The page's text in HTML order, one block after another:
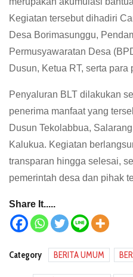
Kegiatan tersebut dihadiri
Desa Borimasunggu,
Permusyawaratan Desa
Dusun, Ketua RT, serta para
Penyaluran BLT dilakukan
penerima manfaat yang
Dusun Tekolabbua,
Kalukua. Kegiatan
transparan hingga selesai,
pemerintah desa dan pihak
Share It.....
Category BERITA UMUM